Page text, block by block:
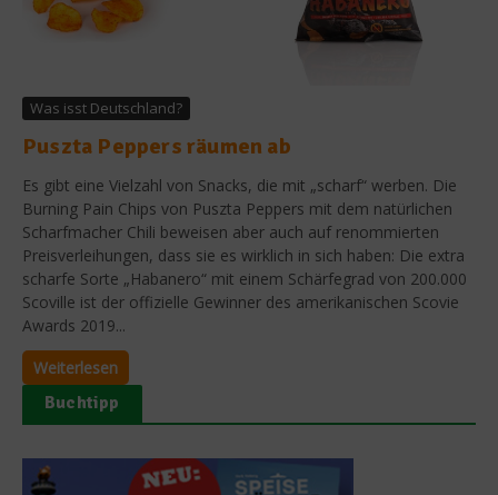
Was isst Deutschland?
Puszta Peppers räumen ab
Es gibt eine Vielzahl von Snacks, die mit „scharf“ werben. Die
Burning Pain Chips von Puszta Peppers mit dem natürlichen
Scharfmacher Chili beweisen aber auch auf renommierten
Preisverleihungen, dass sie es wirklich in sich haben: Die extra
scharfe Sorte „Habanero“ mit einem Schärfegrad von 200.000
Scoville ist der offizielle Gewinner des amerikanischen Scovie
Awards 2019...
Weiterlesen
Buchtipp